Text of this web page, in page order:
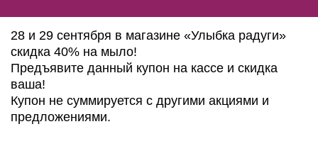
28 и 29 сентября в магазине «Улыбка радуги»
скидка 40% на мыло!
Предъявите данный купон на кассе и скидка
ваша!
Купон не суммируется с другими акциями и
предложениями.